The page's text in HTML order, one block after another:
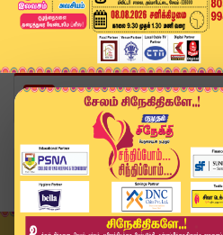
Home
வீடியோ ஸ்டோரி
VAIKO உப்பா தின்ன தண்ணீய